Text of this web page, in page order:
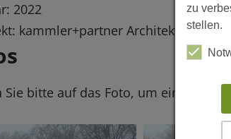
2022
kammler+partner Architekten,
Sie bitte auf das Foto, um eine
zu
stellen.